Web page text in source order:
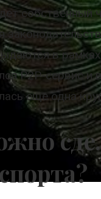
собственный
в
P2P-сервис
еще одна